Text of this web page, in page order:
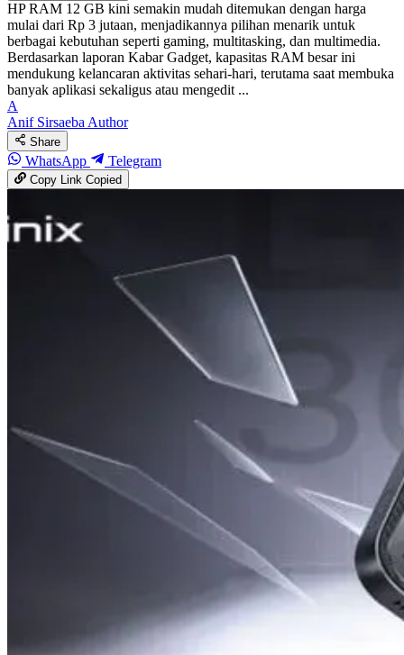
HP RAM 12 GB kini semakin mudah ditemukan dengan harga
mulai dari Rp 3 jutaan, menjadikannya pilihan menarik untuk
berbagai kebutuhan seperti gaming, multitasking, dan multimedia.
Berdasarkan laporan Kabar Gadget, kapasitas RAM besar ini
mendukung kelancaran aktivitas sehari-hari, terutama saat membuka
banyak aplikasi sekaligus atau mengedit ...
A
Anif SirsaebaAuthor
Share
WhatsApp Telegram
Copy LinkCopied